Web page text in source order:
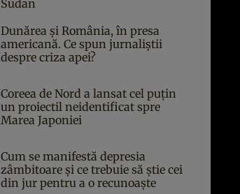
Sudan
Dunărea și România, în presa
americană. Ce spun jurnaliștii
despre criza apei?
Coreea de Nord a lansat cel puțin
un proiectil neidentificat spre
Marea Japoniei
Cum se manifestă depresia
zâmbitoare și ce trebuie să știe cei
din jur pentru a o recunoaște